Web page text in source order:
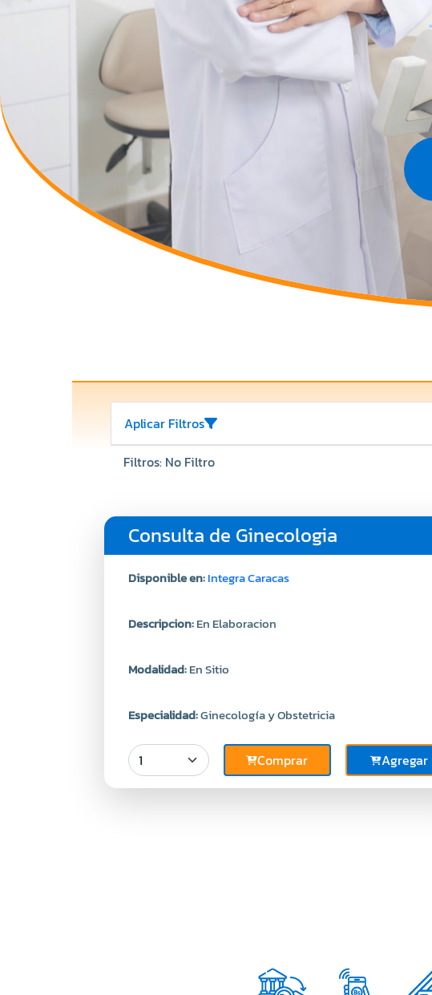
Aplicar Filtros
Filtros: No Filtro
Consulta de Ginecologia
Disponible en:Integra Caracas
Descripcion:En Elaboracion
Modalidad:En Sitio
Especialidad:Ginecología y Obstetricia
Comprar Agregar